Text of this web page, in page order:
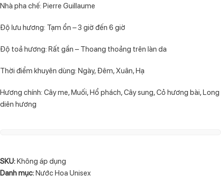
Nhà pha chế: Pierre Guillaume
Độ lưu hương: Tạm ổn – 3 giờ đến 6 giờ
Độ toả hương: Rất gần – Thoang thoảng trên làn da
Thời điểm khuyên dùng: Ngày, Đêm, Xuân, Hạ
Hương chính: Cây me, Muối, Hổ phách, Cây sung, Cỏ hương bài, Long
diên hương
SKU:Không áp dụng
Danh mục:Nước Hoa Unisex